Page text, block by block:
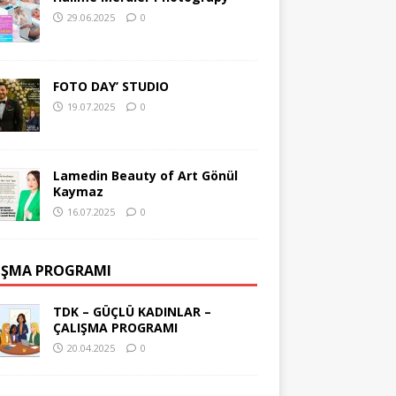
29.06.2025 0
FOTO DAY’ STUDIO
19.07.2025 0
Lamedin Beauty of Art Gönül
Kaymaz
16.07.2025 0
PROGRAMI
TDK – GÜÇLÜ KADINLAR –
ÇALIŞMA PROGRAMI
20.04.2025 0